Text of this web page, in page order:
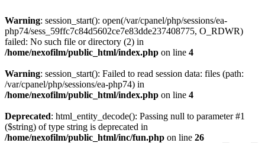
Warning: session_start(): open(/var/cpanel/php/sessions/ea-
php74/sess_59ffc7c84d5602ce7e83dde237408775, O_RDWR)
failed: No such file or directory (2) in
/home/nexofilm/public_html/index.php on line 4
Warning: session_start(): Failed to read session data: files (path:
/var/cpanel/php/sessions/ea-php74) in
/home/nexofilm/public_html/index.php on line 4
Deprecated: html_entity_decode(): Passing null to parameter #1
($string) of type string is deprecated in
/home/nexofilm/public_html/inc/fun.php on line 26